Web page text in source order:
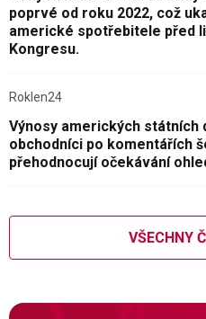
poprvé od roku 2022, což
americké spotřebitele před
Kongresu.
Roklen24
Výnosy amerických státních
obchodníci po komentářích
přehodnocují očekávání
VŠECHNY